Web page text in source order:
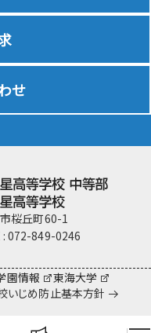
入試情報サイト
team Gyosei
せ
桜丘町60-1
072-849-0246
園情報
東海大学
いじめ防止基本方針